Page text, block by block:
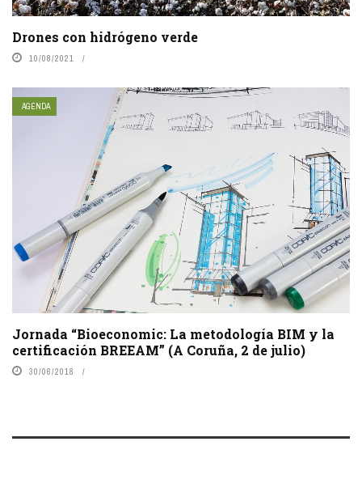
Drones con hidrógeno verde
10/08/2021
AGENDA
Jornada “Bioeconomic: La metodología BIM y la
certificación BREEAM” (A Coruña, 2 de julio)
30/06/2018